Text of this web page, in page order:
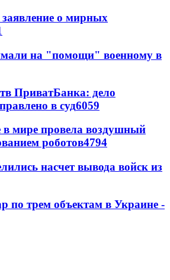
заявление о мирных
на "помощи" военному в
ПриватБанка: дело
в суд6059
мире провела воздушный
роботов4794
насчет вывода войск из
по трем объектам в Украине -